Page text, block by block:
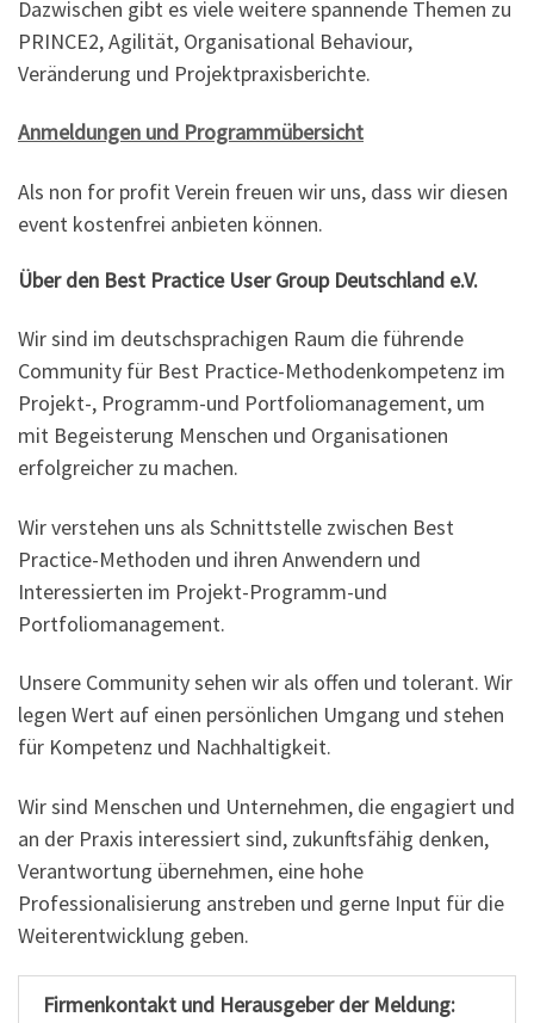
Dazwischen gibt es viele weitere spannende Themen zu
PRINCE2, Agilität, Organisational Behaviour,
Veränderung und Projektpraxisberichte.
Anmeldungen und Programmübersicht
Als non for profit Verein freuen wir uns, dass wir diesen
event kostenfrei anbieten können.
Über den Best Practice User Group Deutschland e.V.
Wir sind im deutschsprachigen Raum die führende
Community für Best Practice-Methodenkompetenz im
Projekt-, Programm-und Portfoliomanagement, um
mit Begeisterung Menschen und Organisationen
erfolgreicher zu machen.
Wir verstehen uns als Schnittstelle zwischen Best
Practice-Methoden und ihren Anwendern und
Interessierten im Projekt-Programm-und
Portfoliomanagement.
Unsere Community sehen wir als offen und tolerant. Wir
legen Wert auf einen persönlichen Umgang und stehen
für Kompetenz und Nachhaltigkeit.
Wir sind Menschen und Unternehmen, die engagiert und
an der Praxis interessiert sind, zukunftsfähig denken,
Verantwortung übernehmen, eine hohe
Professionalisierung anstreben und gerne Input für die
Weiterentwicklung geben.
Firmenkontakt und Herausgeber der Meldung: